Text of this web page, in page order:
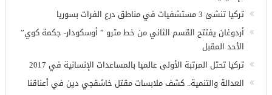
وزير الدفاع التركي يبحث مع نظيره الروسي القضايا الأمنية
الإقليمية
تركيا تنشئ 3 مستشفيات في مناطق درع الفرات بسوريا
أردوغان يفتتح القسم الثاني من خط مترو ” أوسكودار- جكمة كوي”
الأحد المقبل